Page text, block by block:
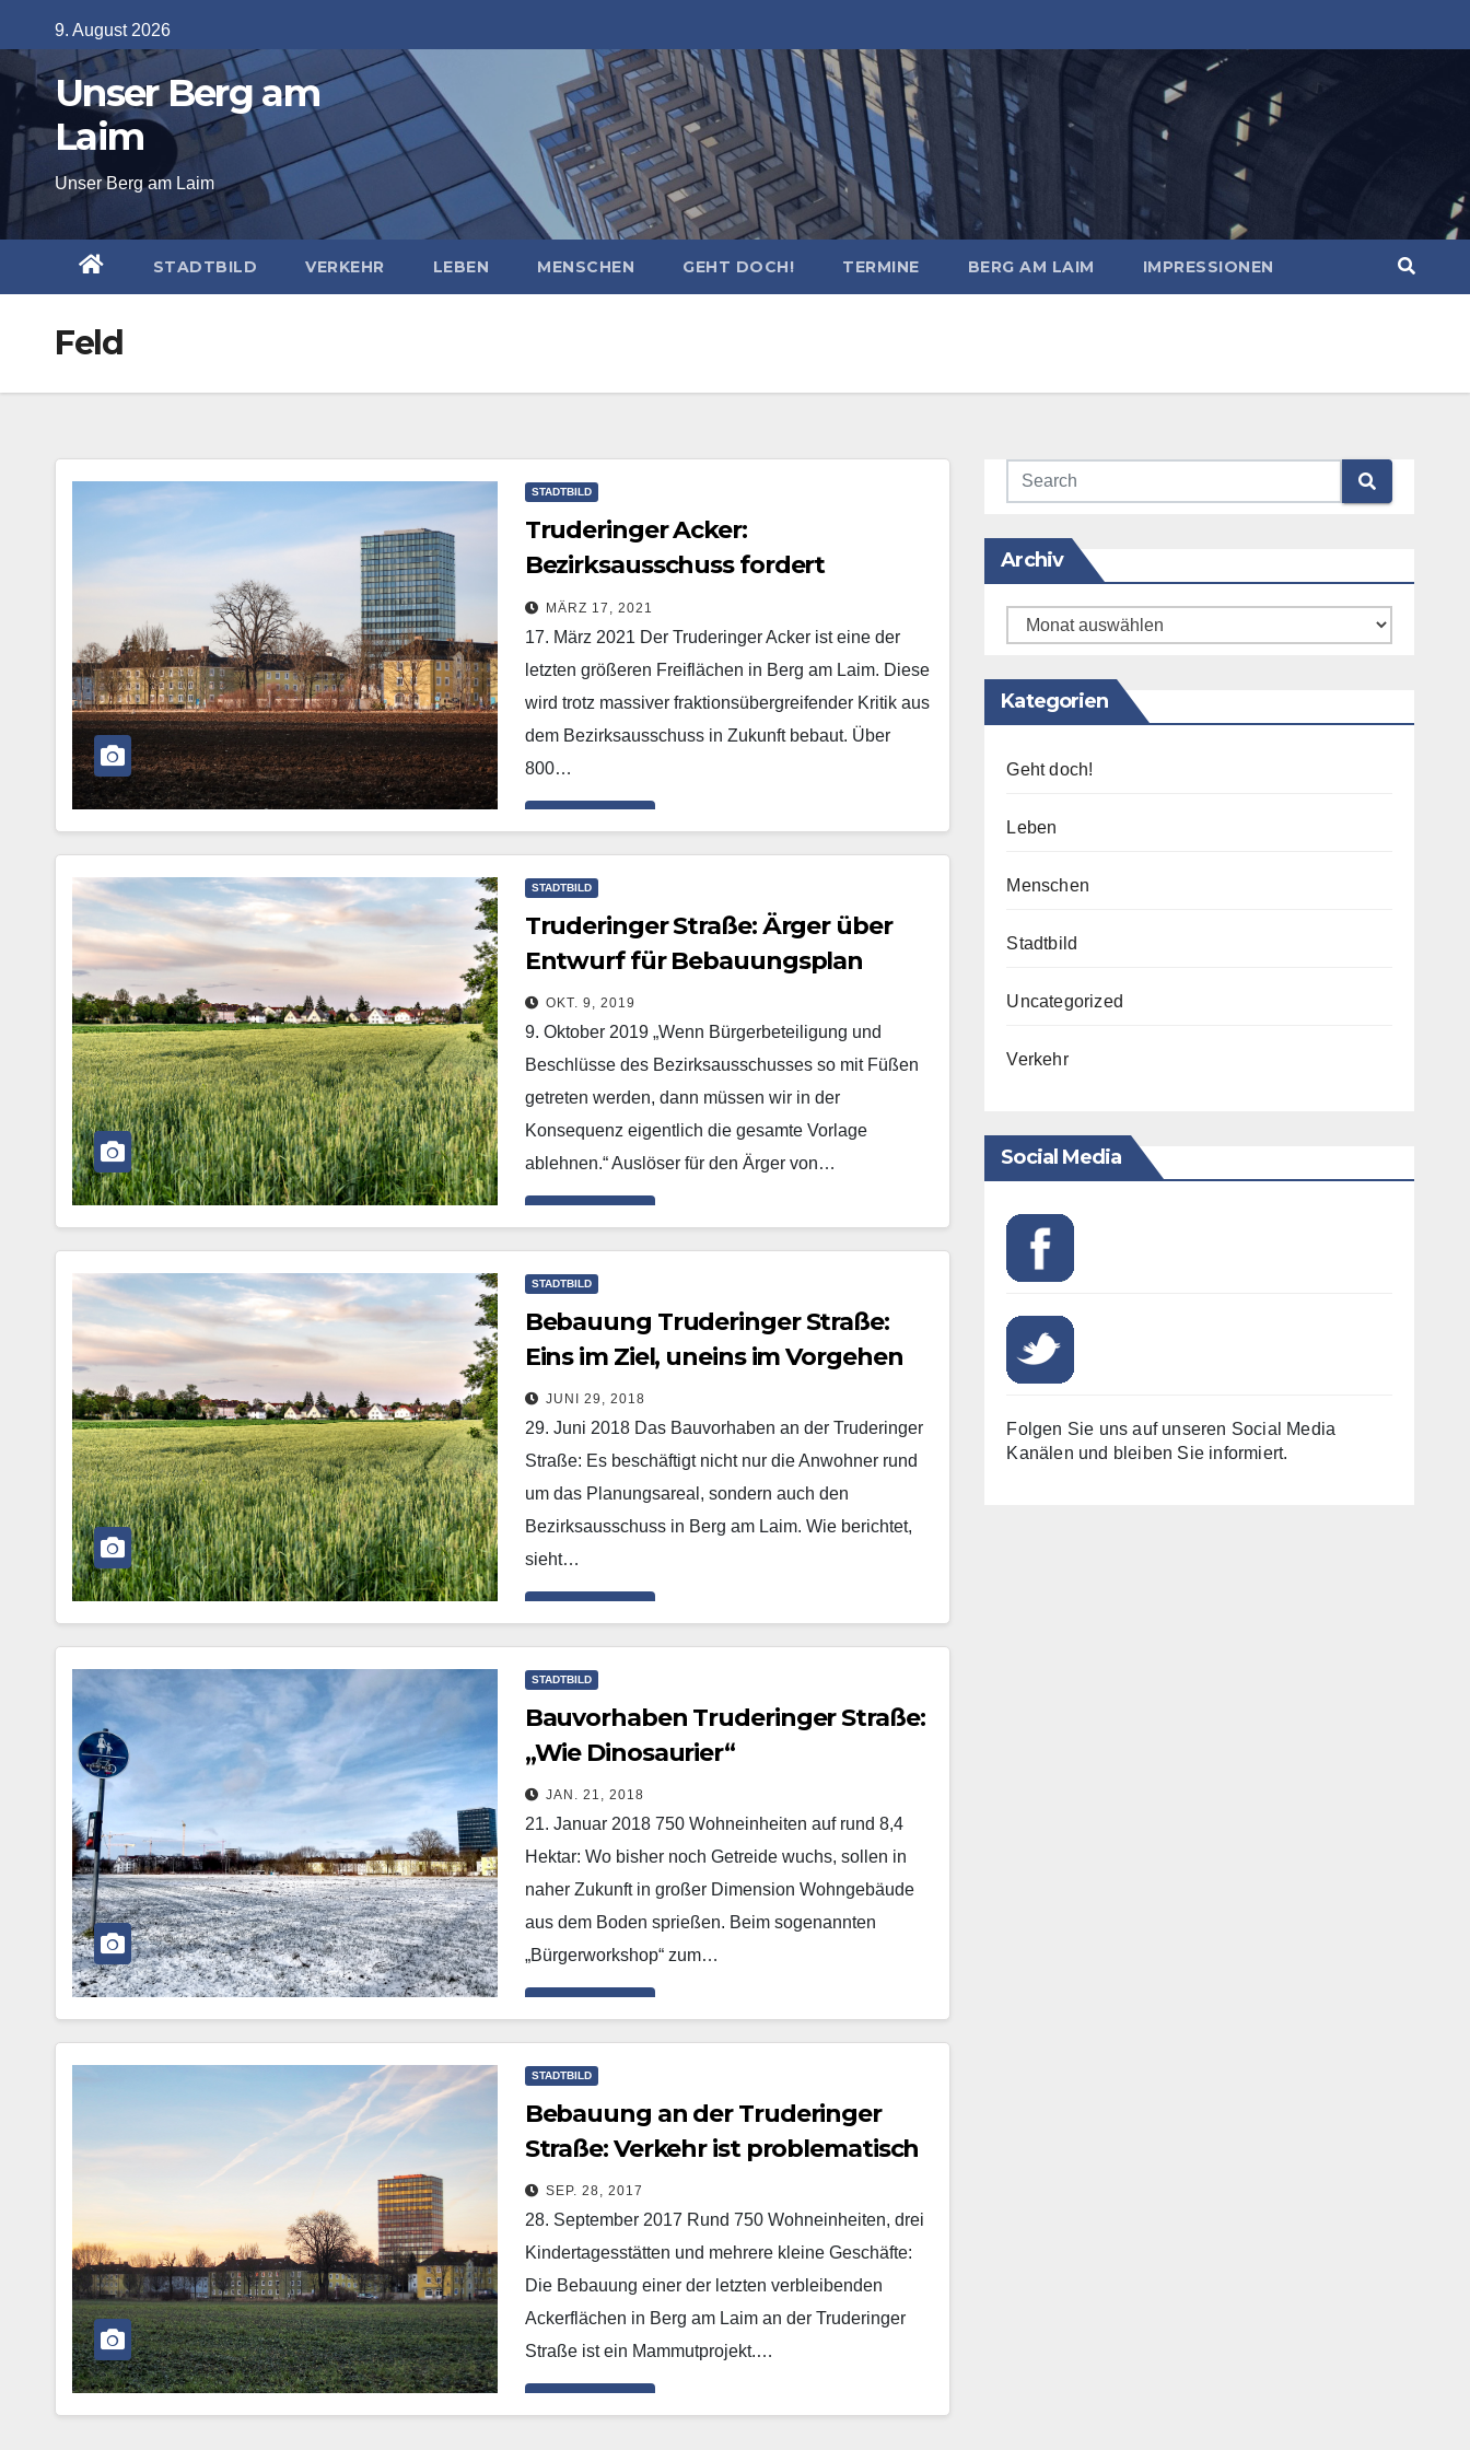
to
content
9. August 2026
Unser Berg am
Laim
Unser Berg am Laim
STADTBILD VERKEHR LEBEN MENSCHEN GEHT DOCH! TERMINE BERG AM LAIM IMPRESSIONEN
Feld
STADTBILD
Truderinger Acker:
Bezirksausschuss fordert
klimaverträgliche Bebauung
MÄRZ 17, 2021
17. März 2021 Der Truderinger Acker ist eine der
letzten größeren Freiflächen in Berg am Laim. Diese
wird trotz massiver fraktionsübergreifender Kritik aus
dem Bezirksausschuss in Zukunft bebaut. Über
800…
STADTBILD
Truderinger Straße: Ärger über
Entwurf für Bebauungsplan
OKT. 9, 2019
9. Oktober 2019 „Wenn Bürgerbeteiligung und
Beschlüsse des Bezirksausschusses so mit Füßen
getreten werden, dann müssen wir in der
Konsequenz eigentlich die gesamte Vorlage
ablehnen.“ Auslöser für den Ärger von…
STADTBILD
Bebauung Truderinger Straße:
Eins im Ziel, uneins im Vorgehen
JUNI 29, 2018
29. Juni 2018 Das Bauvorhaben an der Truderinger
Straße: Es beschäftigt nicht nur die Anwohner rund
um das Planungsareal, sondern auch den
Bezirksausschuss in Berg am Laim. Wie berichtet,
sieht…
STADTBILD
Bauvorhaben Truderinger Straße:
„Wie Dinosaurier“
JAN. 21, 2018
21. Januar 2018 750 Wohneinheiten auf rund 8,4
Hektar: Wo bisher noch Getreide wuchs, sollen in
naher Zukunft in großer Dimension Wohngebäude
aus dem Boden sprießen. Beim sogenannten
„Bürgerworkshop“ zum…
STADTBILD
Bebauung an der Truderinger
Straße: Verkehr ist problematisch
SEP. 28, 2017
28. September 2017 Rund 750 Wohneinheiten, drei
Kindertagesstätten und mehrere kleine Geschäfte:
Die Bebauung einer der letzten verbleibenden
Ackerflächen in Berg am Laim an der Truderinger
Straße ist ein Mammutprojekt.…
Archiv
Archiv
Kategorien
Geht doch!
Leben
Menschen
Stadtbild
Uncategorized
Verkehr
Social Media
Folgen Sie uns auf unseren Social Media
Kanälen und bleiben Sie informiert.